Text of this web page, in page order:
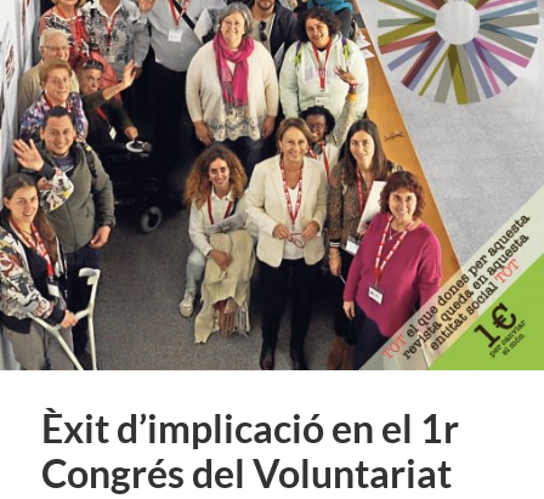
Èxit d’implicació en el 1r
Congrés del Voluntariat